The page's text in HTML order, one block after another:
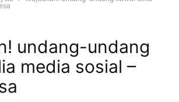
undang-undang
media sosial –